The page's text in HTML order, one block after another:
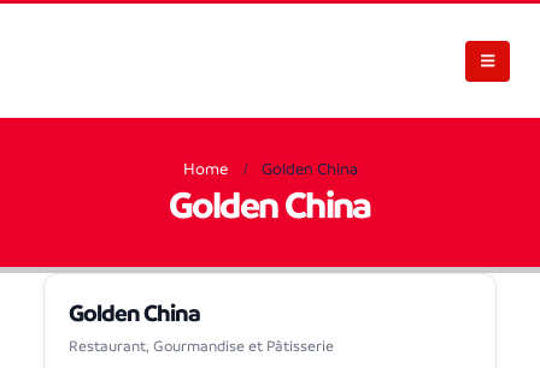
Home Golden China
Golden China
Golden China
Restaurant, Gourmandise et Pâtisserie